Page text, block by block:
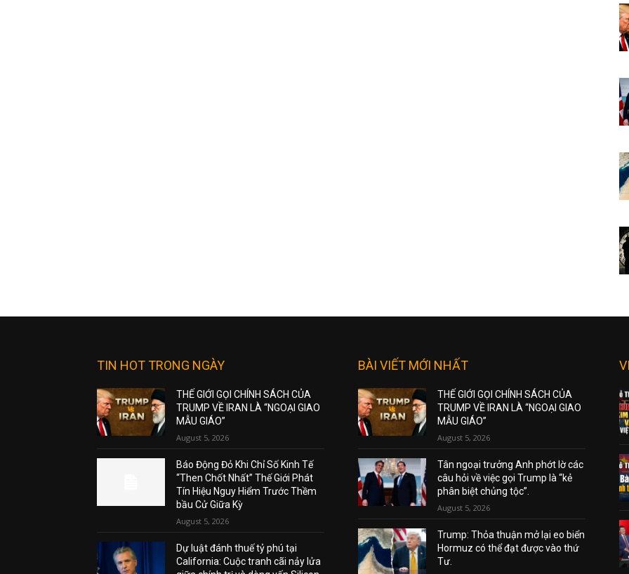
TIN HOT TRONG NGÀY
THẾ GIỚI GỌI CHÍNH SÁCH CỦA
TRUMP VỀ IRAN LÀ “NGOẠI GIAO
MẪU GIÁO”
August 5, 2026
Báo Động Đỏ Khi Chỉ Số Kinh Tế
“Then Chốt Nhất” Thế Giới Phát
Tín Hiệu Nguy Hiểm Trước Thềm
bầu Cử Giữa Kỳ
August 5, 2026
Dự luật đánh thuế tỷ phú tại
California: Cuộc tranh cãi nảy lửa
BÀI VIẾT MỚI NHẤT
THẾ GIỚI GỌI CHÍNH SÁCH CỦA
TRUMP VỀ IRAN LÀ “NGOẠI GIAO
MẪU GIÁO”
August 5, 2026
Tân ngoại trưởng Anh phớt lờ các
câu hỏi về việc gọi Trump là “kẻ
phân biệt chủng tộc”.
August 5, 2026
Trump: Thỏa thuận mở lại eo biển
Hormuz có thể đạt được vào thứ
Tư.